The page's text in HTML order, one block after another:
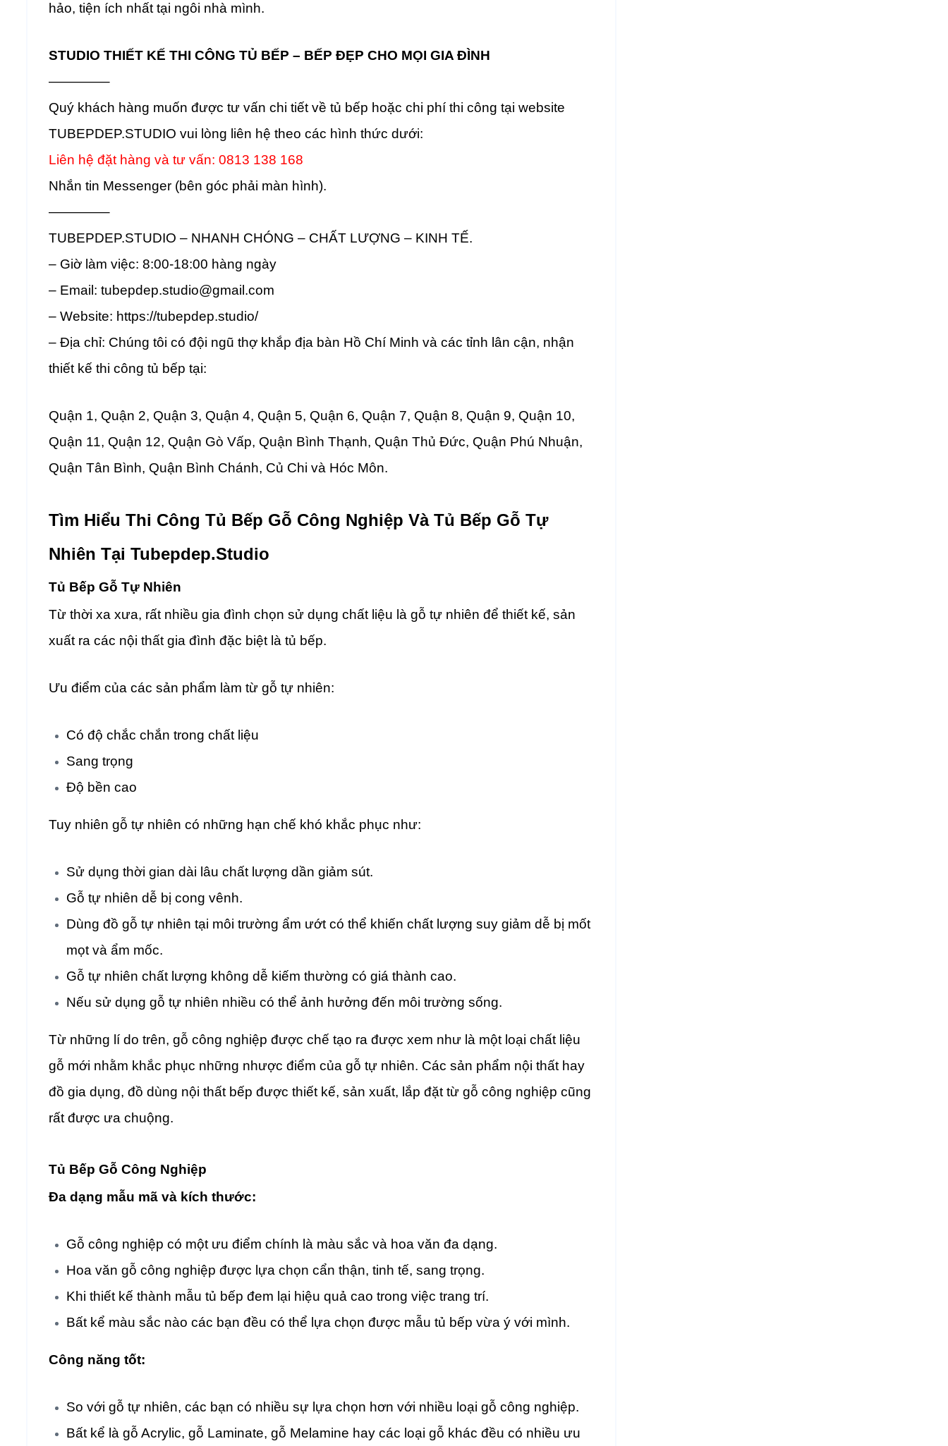
hảo, tiện ích nhất tại ngôi nhà mình.
STUDIO THIẾT KẾ THI CÔNG TỦ BẾP – BẾP ĐẸP CHO MỌI GIA ĐÌNH
————–
Quý khách hàng muốn được tư vấn chi tiết về tủ bếp hoặc chi phí thi công tại website
TUBEPDEP.STUDIO vui lòng liên hệ theo các hình thức dưới:
Liên hệ đặt hàng và tư vấn: 0813 138 168
Nhắn tin Messenger (bên góc phải màn hình).
————–
TUBEPDEP.STUDIO – NHANH CHÓNG – CHẤT LƯỢNG – KINH TẾ.
– Giờ làm việc: 8:00-18:00 hàng ngày
– Email: tubepdep.studio@gmail.com
– Website: https://tubepdep.studio/
– Địa chỉ: Chúng tôi có đội ngũ thợ khắp địa bàn Hồ Chí Minh và các tỉnh lân cận, nhận
thiết kế thi công tủ bếp tại:
Quận 1, Quận 2, Quận 3, Quận 4, Quận 5, Quận 6, Quận 7, Quận 8, Quận 9, Quận 10,
Quận 11, Quận 12, Quận Gò Vấp, Quận Bình Thạnh, Quận Thủ Đức, Quận Phú Nhuận,
Quận Tân Bình, Quận Bình Chánh, Củ Chi và Hóc Môn.
Tìm Hiểu Thi Công Tủ Bếp Gỗ Công Nghiệp Và Tủ Bếp Gỗ Tự
Nhiên Tại Tubepdep.studio
Tủ Bếp Gỗ Tự Nhiên
Từ thời xa xưa, rất nhiều gia đình chọn sử dụng chất liệu là gỗ tự nhiên để thiết kế, sản
xuất ra các nội thất gia đình đặc biệt là tủ bếp.
Ưu điểm của các sản phẩm làm từ gỗ tự nhiên:
Có độ chắc chắn trong chất liệu
Sang trọng
Độ bền cao
Tuy nhiên gỗ tự nhiên có những hạn chế khó khắc phục như:
Sử dụng thời gian dài lâu chất lượng dần giảm sút.
Gỗ tự nhiên dễ bị cong vênh.
Dùng đồ gỗ tự nhiên tại môi trường ẩm ướt có thể khiến chất lượng suy giảm dễ bị mốt
mọt và ẩm mốc.
Gỗ tự nhiên chất lượng không dễ kiếm thường có giá thành cao.
Nếu sử dụng gỗ tự nhiên nhiều có thể ảnh hưởng đến môi trường sống.
Từ những lí do trên, gỗ công nghiệp được chế tạo ra được xem như là một loại chất liệu
gỗ mới nhằm khắc phục những nhược điểm của gỗ tự nhiên. Các sản phẩm nội thất hay
đồ gia dụng, đồ dùng nội thất bếp được thiết kế, sản xuất, lắp đặt từ gỗ công nghiệp cũng
rất được ưa chuộng.
Tủ Bếp Gỗ Công Nghiệp
Đa dạng mẫu mã và kích thước:
Gỗ công nghiệp có một ưu điểm chính là màu sắc và hoa văn đa dạng.
Hoa văn gỗ công nghiệp được lựa chọn cẩn thận, tinh tế, sang trọng.
Khi thiết kế thành mẫu tủ bếp đem lại hiệu quả cao trong việc trang trí.
Bất kể màu sắc nào các bạn đều có thể lựa chọn được mẫu tủ bếp vừa ý với mình.
Công năng tốt:
So với gỗ tự nhiên, các bạn có nhiều sự lựa chọn hơn với nhiều loại gỗ công nghiệp.
Bất kể là gỗ Acrylic, gỗ Laminate, gỗ Melamine hay các loại gỗ khác đều có nhiều ưu